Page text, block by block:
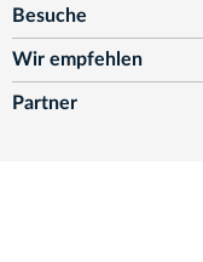
Besuche
rozwiń
Wir empfehlen
rozwiń
Partner
rozwiń